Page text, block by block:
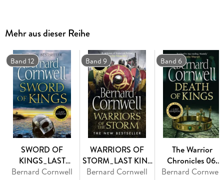
Saxons and to the Vikings, who are on a bloody rampage
once more.
A hero is needed, a hero who has been in battle all his life,
who can destroy the double threat to Mercia. A hero who will
ultimately decide the fate of a nation...
Mehr aus dieser Reihe
Band 12
SWORD OF
KINGS_LAST
KINGD12 PB
Bernard Cornwell
Band 9
WARRIORS OF
STORM_LAST KIN9
PB
Bernard Cornwell
Band 6
The Warrior
Chronicles 06.
Death of Kings
Bernard Cornwell